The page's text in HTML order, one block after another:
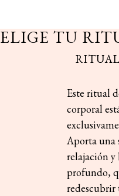
ELIGE TU
Este ritual
corporal
Aporta una
relajación y
profundo,
redescubrir